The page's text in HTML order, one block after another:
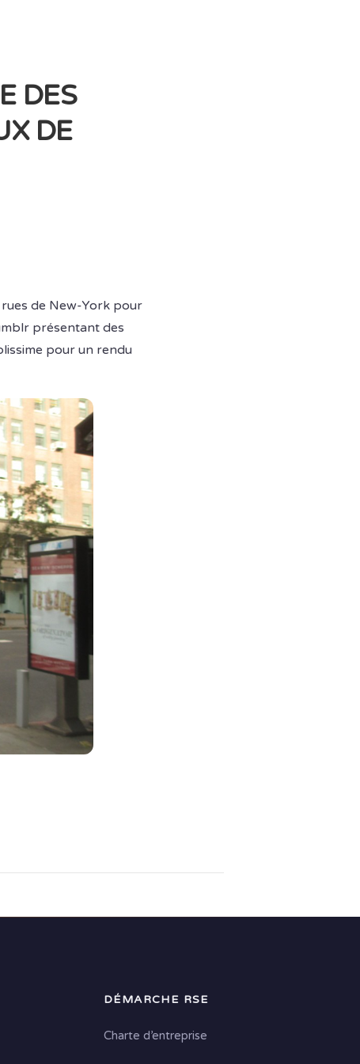
DES
DE
de New-York pour
présentant des
pour un rendu
DÉMARCHE RSE
Charte d’entreprise